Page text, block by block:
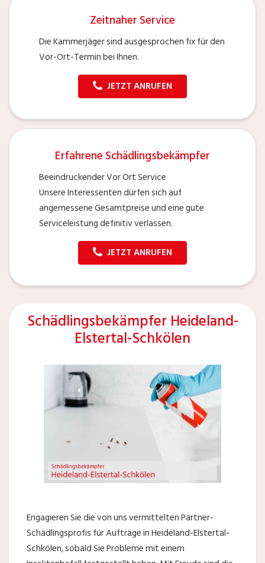
Zeitnaher Service
Die Kammerjäger sind ausgesprochen fix für den
Vor-Ort-Termin bei Ihnen.
JETZT ANRUFEN
Erfahrene Schädlingsbekämpfer
Beeindruckender Vor Ort Service
Unsere Interessenten dürfen sich auf
angemessene Gesamtpreise und eine gute
Serviceleistung definitiv verlassen.
JETZT ANRUFEN
Schädlingsbekämpfer Heideland-
Elstertal-Schkölen
Engagieren Sie die von uns vermittelten Partner-
Schädlingsprofis für Aufträge in Heideland-Elstertal-
Schkölen, sobald Sie Probleme mit einem